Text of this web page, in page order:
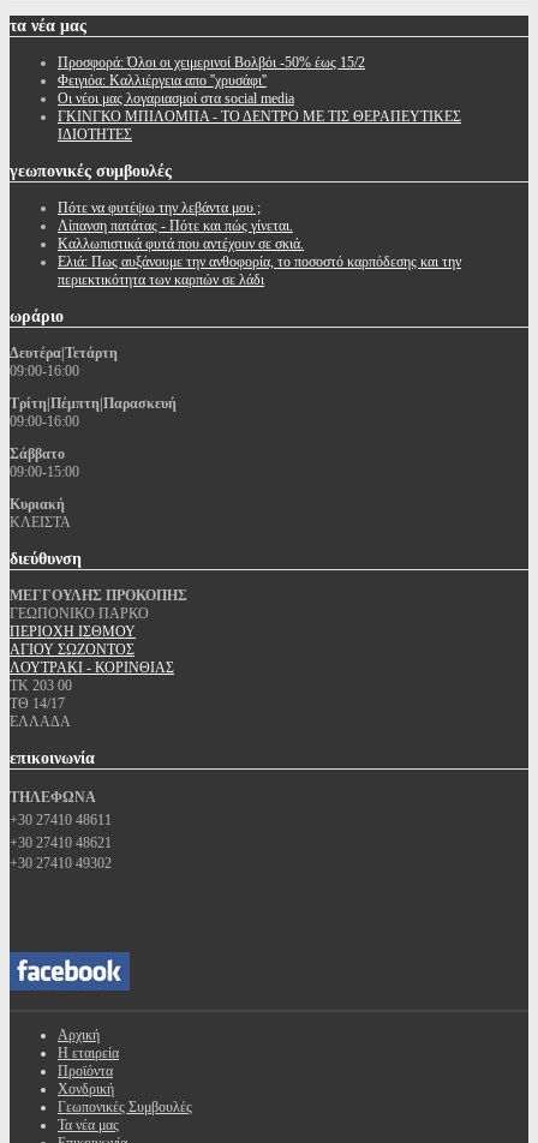
τα νέα μας
Προσφορά: Όλοι οι χειμερινοί Βολβόι -50% έως 15/2
Φειγιόα: Καλλιέργεια απο ''χρυσάφι''
Oι νέοι μας λογαριασμοί στα social media
ΓΚΙΝΓΚΟ ΜΠΙΛΟΜΠΑ - ΤΟ ΔΕΝΤΡΟ ΜΕ ΤΙΣ ΘΕΡΑΠΕΥΤΙΚΕΣ
ΙΔΙΟΤΗΤΕΣ
γεωπονικές συμβουλές
Πότε να φυτέψω την λεβάντα μου ;
Λίπανση πατάτας - Πότε και πώς γίνεται.
Καλλωπιστικά φυτά που αντέχουν σε σκιά.
Ελιά: Πως αυξάνουμε την ανθοφορία, το ποσοστό καρπόδεσης και την
περιεκτικότητα των καρπών σε λάδι
ωράριο
Δευτέρα|Τετάρτη
09:00-16:00
Τρίτη|Πέμπτη|Παρασκευή
09:00-16:00
Σάββατο
09:00-15:00
Κυριακή
ΚΛΕΙΣΤΑ
διεύθυνση
ΜΕΓΓΟΥΛΗΣ ΠΡΟΚΟΠΗΣ
ΓΕΩΠΟΝΙΚΟ ΠΑΡΚΟ
ΠΕΡΙΟΧΗ ΙΣΘΜΟΥ
ΑΓΙΟΥ ΣΩΖΟΝΤΟΣ
ΛΟΥΤΡΑΚΙ - ΚΟΡΙΝΘΙΑΣ
ΤΚ 203 00
ΤΘ 14/17
ΕΛΛΑΔΑ
επικοινωνία
ΤΗΛΕΦΩΝΑ
+30 27410 48611
+30 27410 48621
+30 27410 49302
Αρχική
Η εταιρεία
Προϊόντα
Χονδρική
Γεωπονικές Συμβουλές
Τα νέα μας